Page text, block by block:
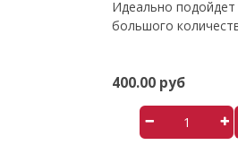
Идеально
большого
400.00 руб